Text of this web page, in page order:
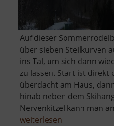
Auf dieser
über sieben Steilkurven
ins Tal, um sich dann
zu lassen. Start ist direkt
überdacht am Haus,
hinab neben dem
Nervenkitzel kann man
weiterlesen